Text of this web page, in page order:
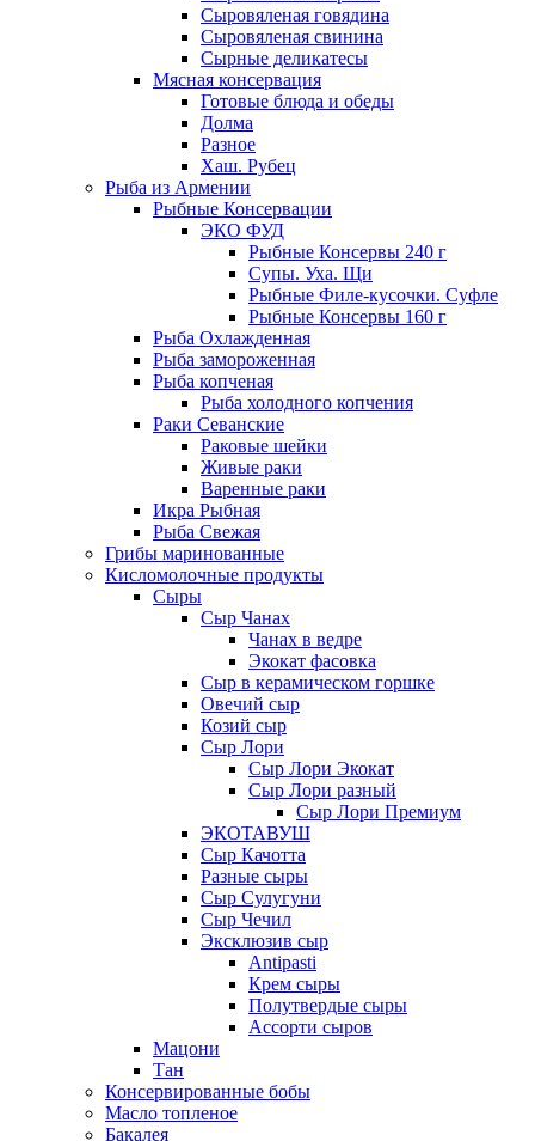
Сыровяленая говядина
Сыровяленая свинина
Сырные деликатесы
Мясная консервация
Готовые блюда и обеды
Долма
Разное
Хаш. Рубец
Рыба из Армении
Рыбные Консервации
ЭКО ФУД
Рыбные Консервы 240 г
Супы. Уха. Щи
Рыбные Филе-кусочки. Суфле
Рыбные Консервы 160 г
Рыба Охлажденная
Рыба замороженная
Рыба копченая
Рыба холодного копчения
Раки Севанские
Раковые шейки
Живые раки
Варенные раки
Икра Рыбная
Рыба Свежая
Грибы маринованные
Кисломолочные продукты
Сыры
Сыр Чанах
Чанах в ведре
Экокат фасовка
Сыр в керамическом горшке
Овечий сыр
Козий сыр
Сыр Лори
Сыр Лори Экокат
Сыр Лори разный
Сыр Лори Премиум
ЭКОТАВУШ
Сыр Качотта
Разные сыры
Сыр Сулугуни
Сыр Чечил
Эксклюзив сыр
Antipasti
Крем сыры
Полутвердые сыры
Ассорти сыров
Мацони
Тан
Консервированные бобы
Масло топленое
Бакалея